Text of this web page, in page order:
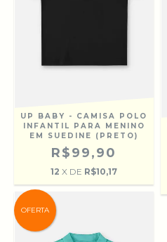
UP BABY - CAMISA POLO
INFANTIL PARA MENINO
EM SUEDINE (PRETO)
R$99,90
12 X DE R$10,17
OFERTA